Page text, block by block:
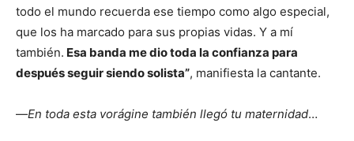
todo el mundo recuerda ese tiempo como algo especial,
que los ha marcado para sus propias vidas. Y a mí
también. Esa banda me dio toda la confianza para
después seguir siendo solista”, manifiesta la cantante.
—En toda esta vorágine también llegó tu maternidad…